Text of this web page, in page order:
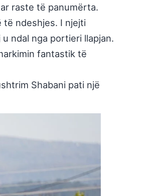
raste të panumërta.
të ndeshjes. I njejti
ndal nga portieri llapjan.
fantastik të
Shabani pati një